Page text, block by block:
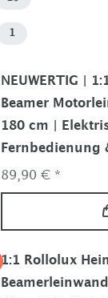
1
NEUWERTIG |
Beamer
180 cm |
Fernbedienung
89,90 € *
1:1 Rollolux